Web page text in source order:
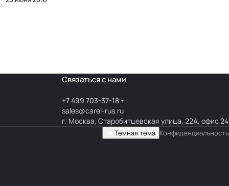
Связаться с нами
+7 499 703-37-18
sales@carel-rus.ru
г. Москва, Старобитцевская улица, 22А, офис 24
Темная тема Конфиденциальность